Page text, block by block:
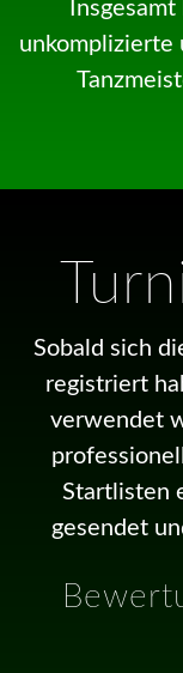
unkomplizierte
Sobald sich
registriert
verwendet
Startlisten
gesendet